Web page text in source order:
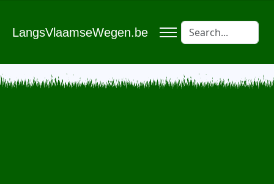
LangsVlaamseWegen.be